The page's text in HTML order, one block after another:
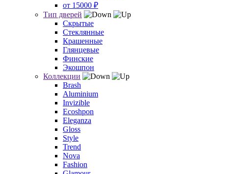
от 15000 ₽
Тип дверей
Скрытые
Стеклянные
Крашенные
Глянцевые
Финские
Экошпон
Коллекции
Brash
Aluminium
Invizible
Ecoshpon
Eleganza
Gloss
Style
Trend
Nova
Fashion